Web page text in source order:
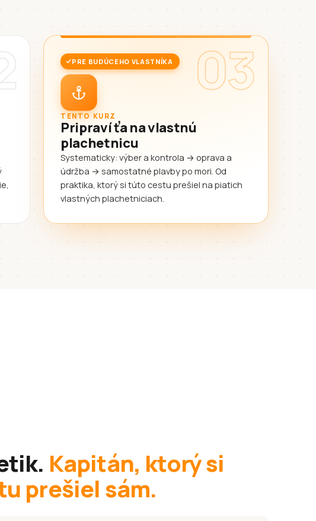
03
PRE BUDÚCEHO VLASTNÍKA
TENTO KURZ
Pripraví ťa na vlastnú
plachetnicu
Systematicky: výber a kontrola → oprava a
údržba → samostatné plavby po mori. Od
praktika, ktorý si túto cestu prešiel na piatich
vlastných plachetniciach.
Kapitán, ktorý si
prešiel sám.